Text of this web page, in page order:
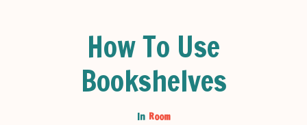
How To Use
Bookshelves
Room